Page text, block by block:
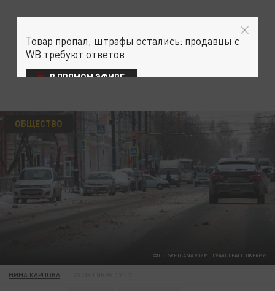
ФОТО: SVETLANA VOZMILOVA/GLOBALLOOKPRESS
ОБЩЕСТВО
НИНА КАРПОВА
Товар пропал, штрафы остались: продавцы с
WB требуют ответов
В ПРЯМОМ ЭФИРЕ: